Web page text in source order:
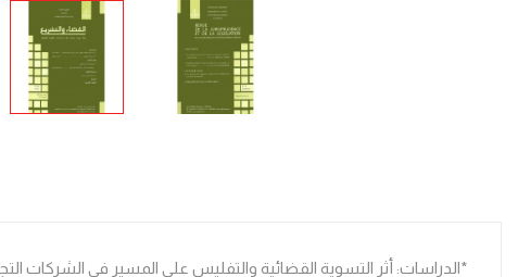
*الدراسات: أثر التسوية القضائية والتفليس على المسير في الشركات